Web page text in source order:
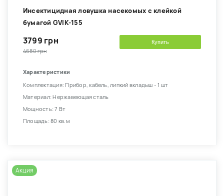
Инсектицидная ловушка насекомых с клейкой
бумагой GVIK-155
3799 грн
4680 грн
Купить
Характеристики
Комплектация: Прибор, кабель, липкий вкладыш - 1 шт
Материал: Нержавеющая сталь
Мощность: 7 Вт
Площадь: 80 кв.м
Акция